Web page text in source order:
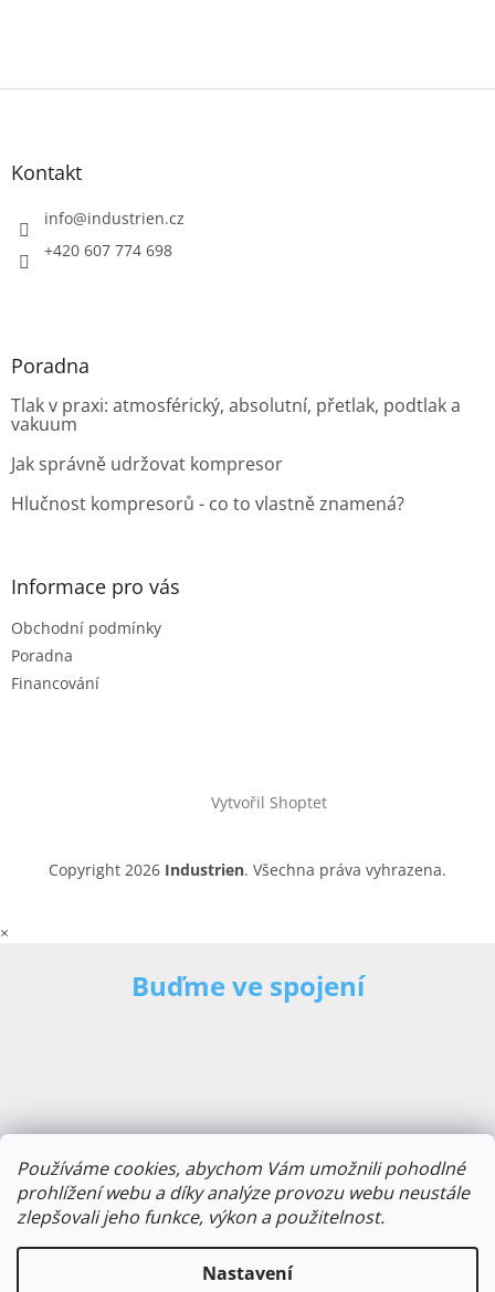
Používáme cookies, abychom Vám umožnili pohodlné
prohlížení webu a díky analýze provozu webu neustále
zlepšovali jeho funkce, výkon a použitelnost.
Nastavení
Z
Kontakt
info@industrien.cz
+420 607 774 698
Poradna
Tlak v praxi: atmosférický, absolutní, přetlak, podtlak a
vakuum
Jak správně udržovat kompresor
Hlučnost kompresorů - co to vlastně znamená?
Informace pro vás
Obchodní podmínky
Poradna
Financování
Vytvořil Shoptet
Copyright 2026 Industrien. Všechna práva vyhrazena.
×
Buďme ve spojení
E-mailová adresa